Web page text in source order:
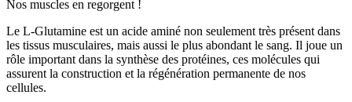
Nos muscles en regorgent !
Le L-Glutamine est un acide aminé non seulement très présent dans
les tissus musculaires, mais aussi le plus abondant le sang. Il joue un
rôle important dans la synthèse des protéines, ces molécules qui
assurent la construction et la régénération permanente de nos
cellules.